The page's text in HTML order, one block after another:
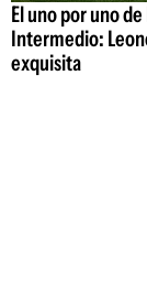
El uno por uno
Intermedio:
exquisita